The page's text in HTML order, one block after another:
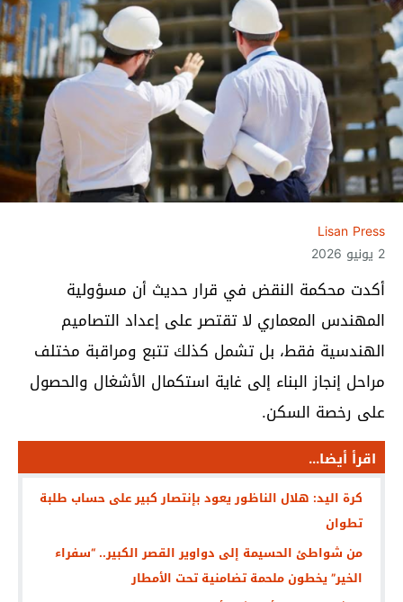
Lisan Press
2 يونيو 2026
أكدت محكمة النقض في قرار حديث أن مسؤولية
المهندس المعماري لا تقتصر على إعداد التصاميم
الهندسية فقط، بل تشمل كذلك تتبع ومراقبة مختلف
مراحل إنجاز البناء إلى غاية استكمال الأشغال والحصول
على رخصة السكن.
اقرأ أيضا...
كرة اليد: هلال الناظور يعود بإنتصار كبير على حساب طلبة
تطوان
من شواطئ الحسيمة إلى دواوير القصر الكبير.. “سفراء
الخير” يخطون ملحمة تضامنية تحت الأمطار